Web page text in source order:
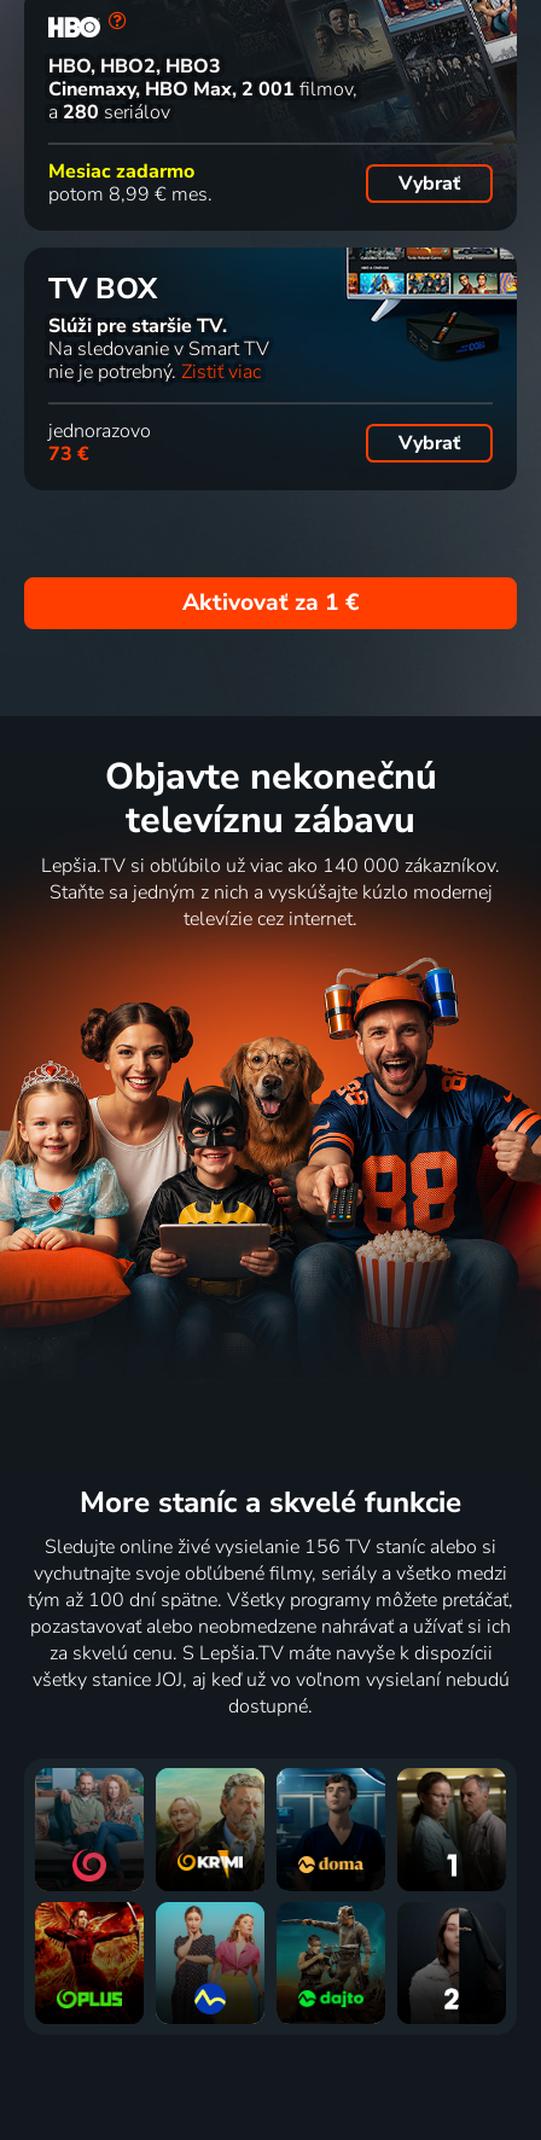
HBO, HBO2, HBO3
Cinemaxy, HBO Max 2 001 filmov
a 280 seriálov
Mesiac zadarmo
potom 8,99 € mes.
Vybrať
TV BOX
Slúži pre staršie TV.
Na sledovanie v Smart TV
nie je potrebný. Zistiť viac
jednorazovo
73 €
Vybrať
Aktivovať za 1 €
Objavte nekonečnú
televíznu zábavu
Lepšia.TV si obľúbilo už viac ako 140 000 zákazníkov.
Staňte sa jedným z nich a vyskúšajte kúzlo modernej
televízie cez internet.
More staníc a skvelé funkcie
Sledujte online živé vysielanie 156 TV staníc alebo si
vychutnajte svoje obľúbené filmy, seriály a všetko medzi
tým až 100 dní spätne. Všetky programy môžete pretáčať,
pozastavovať alebo neobmedzene nahrávať a užívať si ich
za skvelú cenu. S Lepšia.TV máte navyše k dispozícii
všetky stanice JOJ, aj keď už vo voľnom vysielaní nebudú
dostupné.